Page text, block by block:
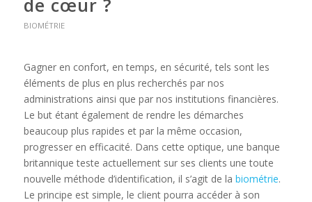
de cœur ?
BIOMÉTRIE
Gagner en confort, en temps, en sécurité, tels sont les
éléments de plus en plus recherchés par nos
administrations ainsi que par nos institutions financières.
Le but étant également de rendre les démarches
beaucoup plus rapides et par la même occasion,
progresser en efficacité. Dans cette optique, une banque
britannique teste actuellement sur ses clients une toute
nouvelle méthode d’identification, il s’agit de la biométrie.
Le principe est simple, le client pourra accéder à son